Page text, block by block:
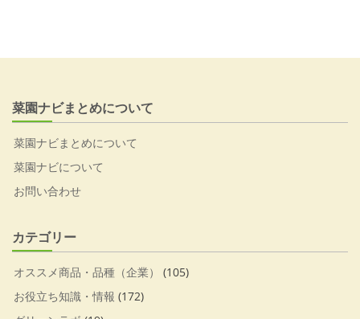
菜園ナビまとめについて
菜園ナビまとめについて
菜園ナビについて
お問い合わせ
カテゴリー
オススメ商品・品種（企業）
(105)
お役立ち知識・情報 (172)